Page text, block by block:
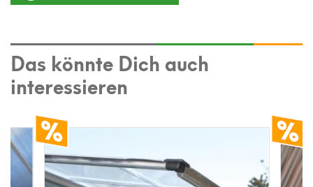
Das könnte Dich auch
interessieren